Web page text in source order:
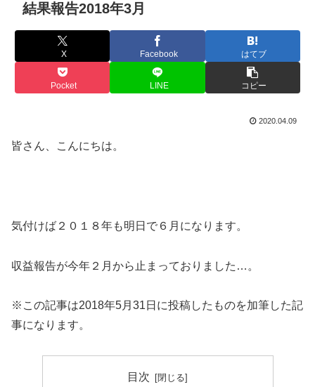
結果報告2018年3月
X Facebook はてブ
Pocket LINE コピー
2020.04.09
皆さん、こんにちは。
気付けば２０１８年も明日で６月になります。
収益報告が今年２月から止まっておりました…。
※この記事は2018年5月31日に投稿したものを加筆した記
事になります。
目次